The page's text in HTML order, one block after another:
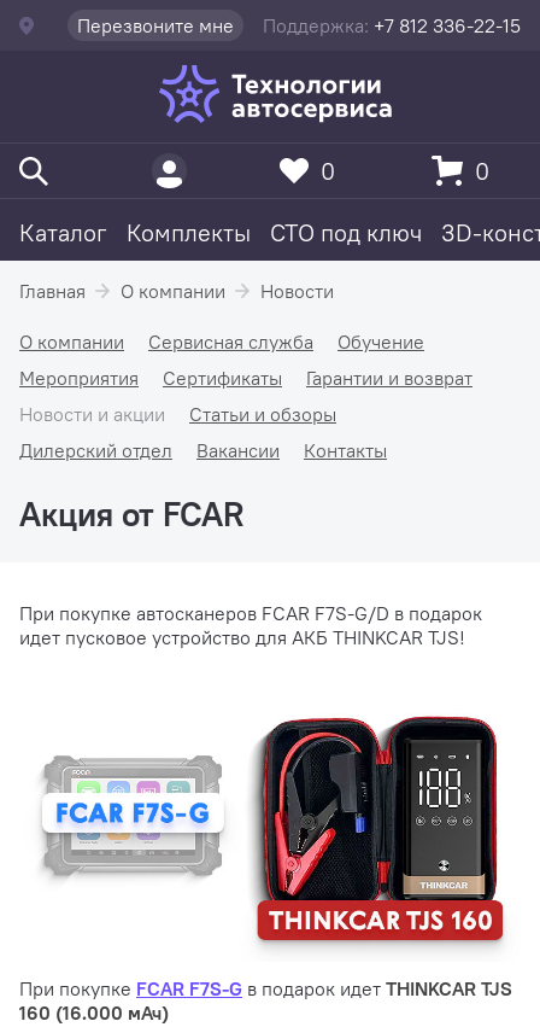
Перезвоните мне Поддержка: +7 812 336-22-15
Каталог Комплекты СТО под ключ 3D-
0 0
Главная О компании Новости
О компании Сервисная служба
Обучение
Мероприятия
Сертификаты
Гарантии и возврат
Новости и акции
Статьи и обзоры
Дилерский отдел
Вакансии Контакты
Акция от FCAR
При покупке автосканеров FCAR F7S-G/D в подарок
идет пусковое устройство для АКБ THINKCAR TJS!
При покупке FCAR F7S-G в подарок идет THINKCAR TJS
160 (16.000 мАч)